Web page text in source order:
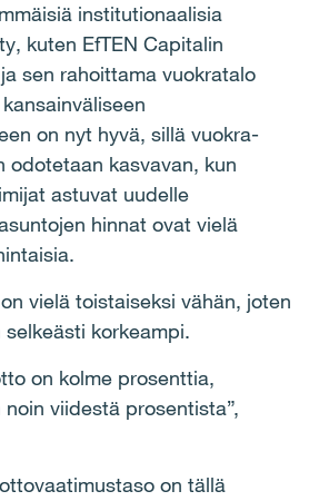
institutionaalisia
kuten EfTEN Capitalin
sen rahoittama vuokratalo
on nyt hyvä, sillä vuokra-
odotetaan kasvavan, kun
astuvat uudelle
hinnat ovat vielä
vielä toistaiseksi vähän, joten
korkeampi.
on kolme prosenttia,
viidestä prosentista”,
on tällä